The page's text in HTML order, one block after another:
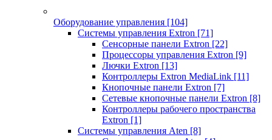
Оборудование управления [104]
Системы управления Extron [71]
Сенсорные панели Extron [22]
Процессоры управления Extron [9]
Лючки Extron [13]
Контроллеры Extron MediaLink [11]
Кнопочные панели Extron [7]
Сетевые кнопочные панели Extron [8]
Контроллеры рабочего пространства
Extron [1]
Системы управления Aten [8]